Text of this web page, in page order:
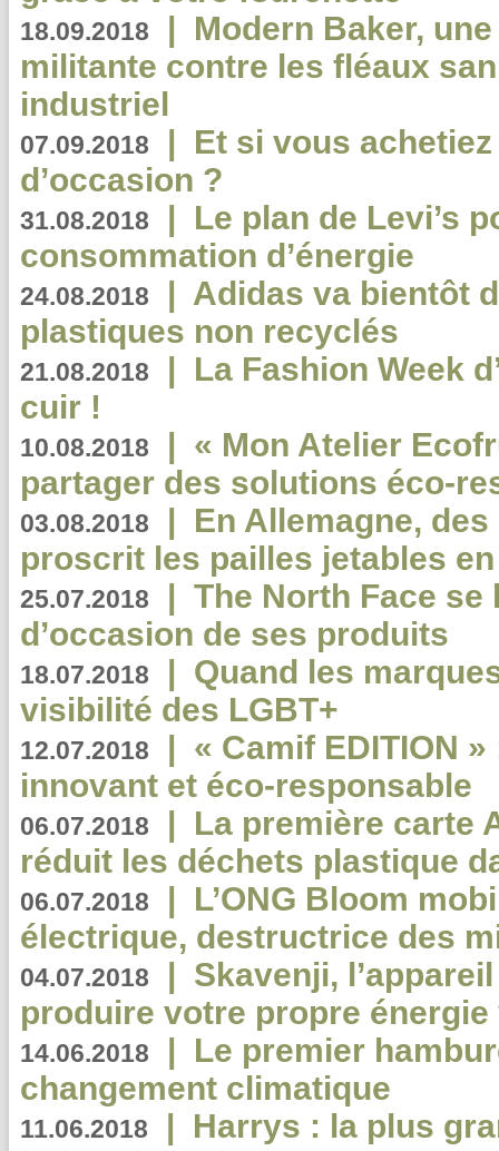
18.09.2018 | Modern Baker,
militante contre les fléaux
industriel
07.09.2018 | Et si vous
d’occasion ?
31.08.2018 | Le plan de Levi’s
consommation d’énergie
24.08.2018 | Adidas va bientôt
plastiques non recyclés
21.08.2018 | La Fashion Week
cuir !
10.08.2018 | « Mon Atelier
partager des solutions éco-
03.08.2018 | En Allemagne,
proscrit les pailles jetables
25.07.2018 | The North Face se
d’occasion de ses produits
18.07.2018 | Quand les
visibilité des LGBT+
12.07.2018 | « Camif EDITION
innovant et éco-responsable
06.07.2018 | La première carte
réduit les déchets plastique
06.07.2018 | L’ONG Bloom
électrique, destructrice des
04.07.2018 | Skavenji,
produire votre propre
14.06.2018 | Le premier
changement climatique
11.06.2018 | Harrys : la plus